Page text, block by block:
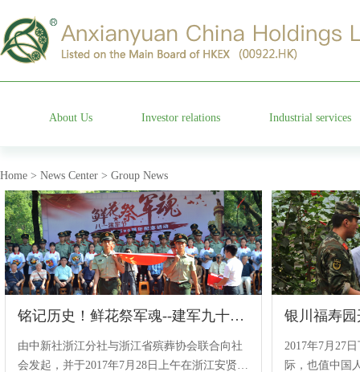
About Us
Management team
Affiliated companies
Company honor
Investor relations
Company announcements
Financial information announcements
Investor services
Industrial services
Characteristic garden
Funeral etiquette
Home > News Center > Group News
铭记历史！鲜花祭军魂--建军九十周年纪念活动在安贤园举行
由中新社浙江分社与浙江省殡葬协会联合向社
会发起，并于2017年7月28日上午在浙江安贤园
2017年7月27
际，也值中国